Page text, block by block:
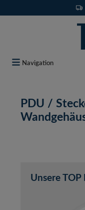
Navigation
PDU /
Unsere